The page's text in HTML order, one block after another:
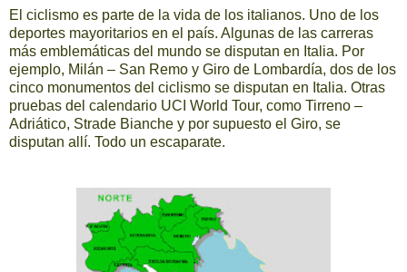
El ciclismo es parte de la vida de los italianos. Uno de los
deportes mayoritarios en el país. Algunas de las carreras
más emblemáticas del mundo se disputan en Italia. Por
ejemplo, Milán – San Remo y Giro de Lombardía, dos de los
cinco monumentos del ciclismo se disputan en Italia. Otras
pruebas del calendario UCI World Tour, como Tirreno –
Adriático, Strade Bianche y por supuesto el Giro, se
disputan allí. Todo un escaparate.